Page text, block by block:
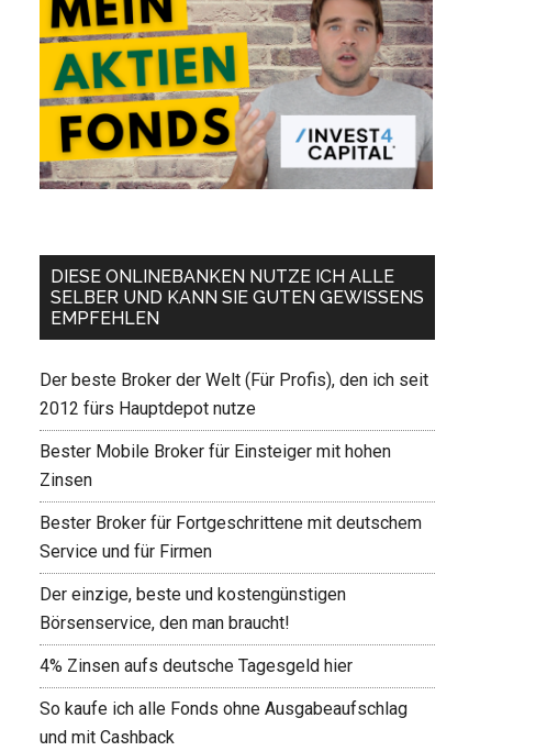
DIESE ONLINEBANKEN NUTZE ICH ALLE
SELBER UND KANN SIE GUTEN GEWISSENS
EMPFEHLEN
Der beste Broker der Welt (Für Profis), den ich seit
2012 fürs Hauptdepot nutze
Bester Mobile Broker für Einsteiger mit hohen
Zinsen
Bester Broker für Fortgeschrittene mit deutschem
Service und für Firmen
Der einzige, beste und kostengünstigen
Börsenservice, den man braucht!
4% Zinsen aufs deutsche Tagesgeld hier
So kaufe ich alle Fonds ohne Ausgabeaufschlag
und mit Cashback